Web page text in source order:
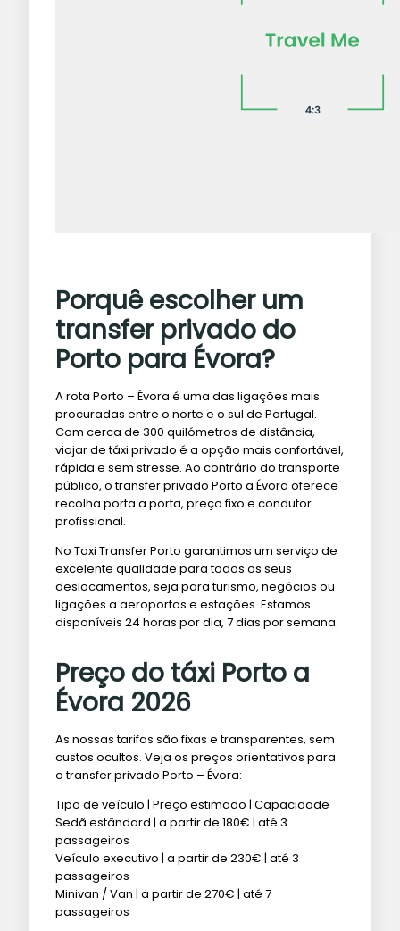
Porquê escolher um
transfer privado do
Porto para Évora?
A rota Porto – Évora é uma das ligações mais
procuradas entre o norte e o sul de Portugal.
Com cerca de 300 quilómetros de distância,
viajar de táxi privado é a opção mais confortável,
rápida e sem stresse. Ao contrário do transporte
público, o transfer privado Porto a Évora oferece
recolha porta a porta, preço fixo e condutor
profissional.
No Taxi Transfer Porto garantimos um serviço de
excelente qualidade para todos os seus
deslocamentos, seja para turismo, negócios ou
ligações a aeroportos e estações. Estamos
disponíveis 24 horas por dia, 7 dias por semana.
Preço do táxi Porto a
Évora 2026
As nossas tarifas são fixas e transparentes, sem
custos ocultos. Veja os preços orientativos para
o transfer privado Porto – Évora:
Tipo de veículo | Preço estimado | Capacidade
Sedã estândard | a partir de 180€ | até 3
passageiros
Veículo executivo | a partir de 230€ | até 3
passageiros
Minivan / Van | a partir de 270€ | até 7
passageiros